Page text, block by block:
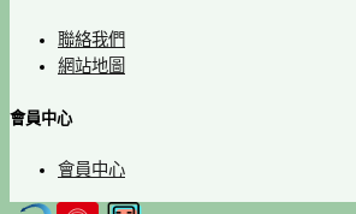
聯絡我們
網站地圖
會員中心
會員中心